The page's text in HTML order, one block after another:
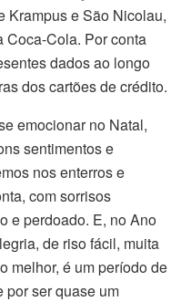
Krampus e São Nicolau,
Coca-Cola. Por conta
dados ao longo
dos cartões de crédito.
emocionar no Natal,
sentimentos e
nos enterros e
com sorrisos
e perdoado. E, no Ano
de riso fácil, muita
melhor, é um período de
por ser quase um